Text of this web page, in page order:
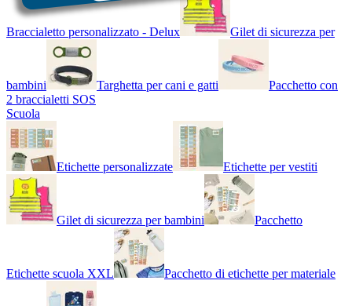
Braccialetto personalizzato - Delux Gilet di sicurezza per
bambini Targhetta per cani e gatti
Pacchetto con
2 braccialetti SOS
Scuola
Etichette personalizzate Etichette per vestiti
Gilet di sicurezza per bambini Pacchetto
Etichette scuola XXL Pacchetto di etichette per materiale